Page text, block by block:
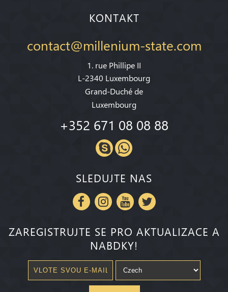
KONTAKT
contact@millenium-state.com
1. rue Phillipe II
L-2340 Luxembourg
Grand-Duché de
Luxembourg
+352 671 08 08 88
SLEDUJTE NAS
ZAREGISTRUJTE SE PRO AKTUALIZACE A
NABDKY!